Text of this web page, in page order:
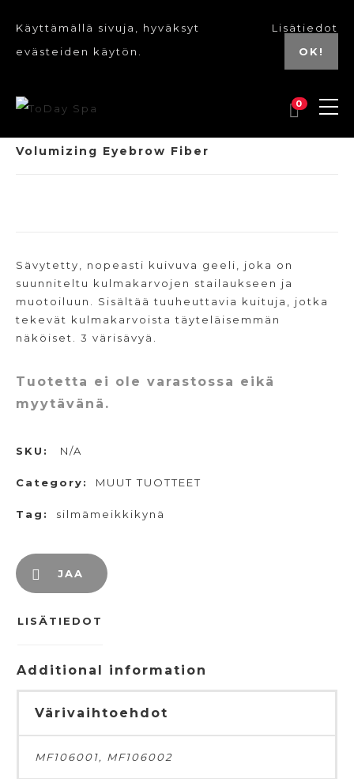
Käyttämällä sivuja, hyväksyt
evästeiden käytön.
Lisätiedot
OK!
0
Volumizing Eyebrow Fiber
Sävytetty, nopeasti kuivuva geeli, joka on
suunniteltu kulmakarvojen stailaukseen ja
muotoiluun. Sisältää tuuheuttavia kuituja, jotka
tekevät kulmakarvoista täyteläisemmän
näköiset. 3 värisävyä.
Tuotetta ei ole varastossa eikä
myytävänä.
SKU: N/A
Category: MUUT TUOTTEET
Tag: silmämeikkikynä
JAA
LISÄTIEDOT
Additional information
Värivaihtoehdot
MF106001, MF106002